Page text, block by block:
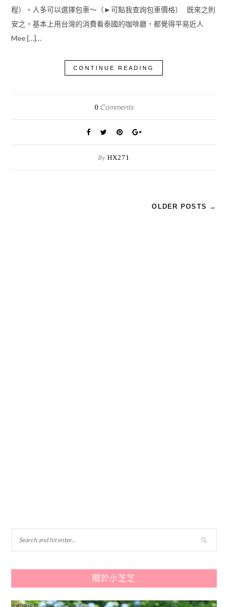
程），人多可以選擇包車～（►可點我查詢包車價格） 既來之則
安之，基本上用台灣的消費看泰國的咖啡廳，都覺得平易近人
Mee […]…
CONTINUE READING
0Comments
By HX271
OLDER POSTS →
關於小芝芝